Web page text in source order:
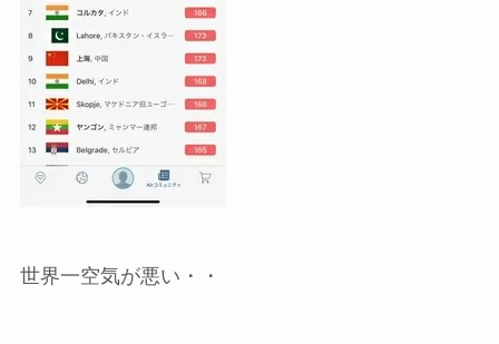
世界一空気が悪い・・